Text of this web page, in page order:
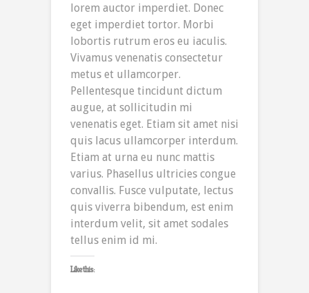
lorem auctor imperdiet. Donec
eget imperdiet tortor. Morbi
lobortis rutrum eros eu iaculis.
Vivamus venenatis consectetur
metus et ullamcorper.
Pellentesque tincidunt dictum
augue, at sollicitudin mi
venenatis eget. Etiam sit amet nisi
quis lacus ullamcorper interdum.
Etiam at urna eu nunc mattis
varius. Phasellus ultricies congue
convallis. Fusce vulputate, lectus
quis viverra bibendum, est enim
interdum velit, sit amet sodales
tellus enim id mi.
Like this: